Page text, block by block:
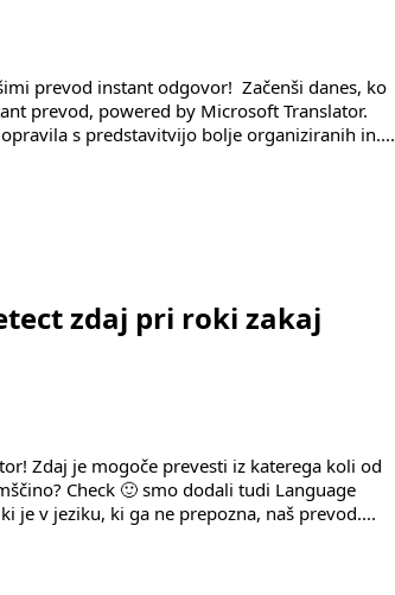
prevod instant odgovor! Začenši danes, ko
prevod, powered by Microsoft Translator.
s predstavitvijo bolje organiziranih in....
zdaj pri roki zakaj
Zdaj je mogoče prevesti iz katerega koli od
Check 🙂 smo dodali tudi Language
je v jeziku, ki ga ne prepozna, naš prevod....
prevajalec"